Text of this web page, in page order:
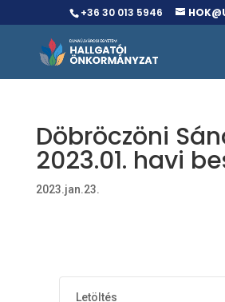
+36 30 013 5946
Döbröczöni
2023.01. havi
2023.jan.23.
Letöltés